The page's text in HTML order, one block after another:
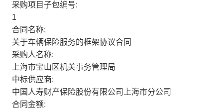
采购项目子包编号:
1
合同名称:
关于车辆保险服务的框架协议合同
采购人名称:
上海市宝山区机关事务管理局
中标供应商:
中国人寿财产保险股份有限公司上海市分公司
合同金额: